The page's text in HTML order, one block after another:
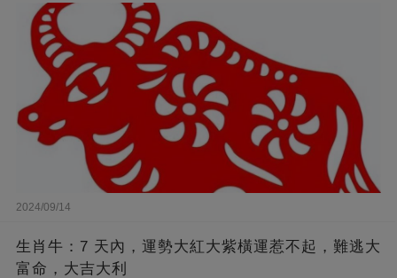
2024/09/14
生肖牛：7 天內，運勢大紅大紫橫運惹不起，難逃大
富命，大吉大利